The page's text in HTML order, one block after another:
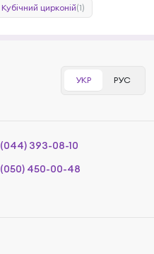
Кубічний цирконій(1)
УКР РУС
(044) 393-08-10
(050) 450-00-48